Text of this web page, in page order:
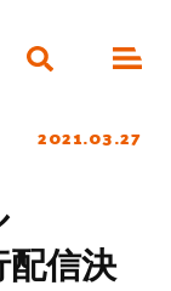
2021.03.27
配信決